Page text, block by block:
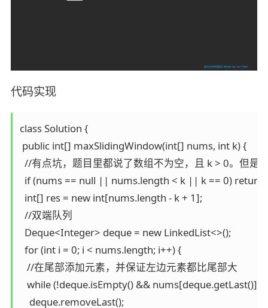
代码实现
class Solution {
public int[] maxSlidingWindow(int[] nums, int k) {
//有点坑，题目里都说了数组不为空，且 k > 0。但
if (nums == null || nums.length < k || k == 0) return
  int[] res = new int[nums.length - k + 1];
  //双端队列
  Deque<Integer> deque = new LinkedList<>();
  for (int i = 0; i < nums.length; i++) {
   //在尾部添加元素，并保证左边元素都比尾部大
while (!deque.isEmpty() && nums[deque.getLast()] <
    deque.removeLast();